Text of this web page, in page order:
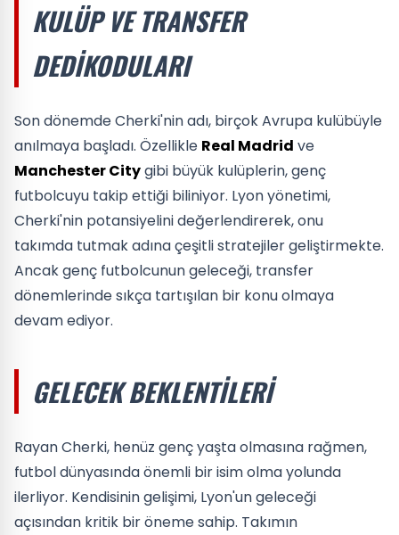
KULÜP VE TRANSFER
DEDIKODULARI
Son dönemde Cherki'nin adı, birçok Avrupa kulübüyle
anılmaya başladı. Özellikle Real Madrid ve
Manchester Citygibi büyük kulüplerin, genç
futbolcuyu takip ettiği biliniyor. Lyon yönetimi,
Cherki'nin potansiyelini değerlendirerek, onu
takımda tutmak adına çeşitli stratejiler geliştirmekte.
Ancak genç futbolcunun geleceği, transfer
dönemlerinde sıkça tartışılan bir konu olmaya
devam ediyor.
GELECEK BEKLENTILERI
Rayan Cherki, henüz genç yaşta olmasına rağmen,
futbol dünyasında önemli bir isim olma yolunda
ilerliyor. Kendisinin gelişimi, Lyon'un geleceği
açısından kritik bir öneme sahip. Takımın